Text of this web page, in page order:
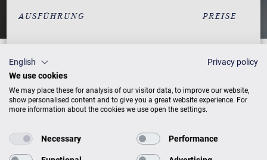
AUSFÜHRUNG PREISE
Calm Blue – nur solange
Vorrat reicht
529 €
Mellow Beige – nur
solange Vorrat reicht
529 €
Rot
English
Privacy policy
We use cookies
We may place these for analysis of our visitor data, to improve our website,
show personalised content and to give you a great website experience. For
more information about the cookies we use open the settings.
Necessary Performance